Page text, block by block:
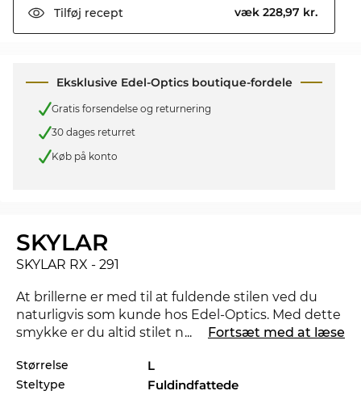
Tilføj recept væk 228,97 kr.
Eksklusive Edel-Optics boutique-fordele
Gratis forsendelse og returnering
30 dages returret
Køb på konto
SKYLAR
SKYLAR RX - 291
At brillerne er med til at fuldende stilen ved du
naturligvis som kunde hos Edel-Optics. Med dette
smykke er du altid stilet når du er undervejs og
... Fortsæt med at læse
Størrelse L
Steltype Fuldindfattede